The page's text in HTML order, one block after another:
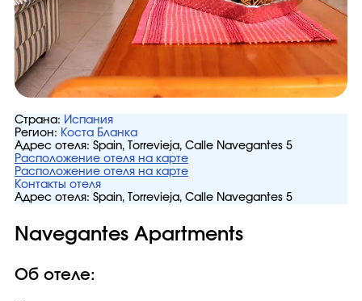
Страна: Испания
Регион: Коста Бланка
Адрес отеля: Spain, Torrevieja, Calle Navegantes 5
Расположение отеля на карте
Расположение отеля на карте
Контакты отеля
Адрес отеля: Spain, Torrevieja, Calle Navegantes 5
Navegantes Apartments
Об отеле: